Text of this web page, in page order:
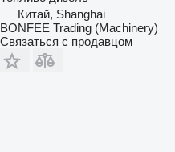
Китай, Shanghai
BONFEE Trading (Machinery)
Связаться с продавцом